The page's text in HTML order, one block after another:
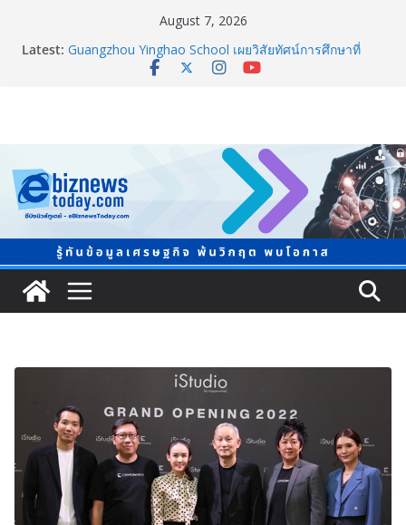
August 7, 2026
Latest: Guangzhou Yinghao School เผยวิสัยทัศน์การศึกษาที่
พร้อมรับอนาคต
วัยอันควร ทำสูญเสียทางเศรษฐกิจมหาศาล 1.6 ล้านล้าน
ภาครัฐ-เอกชนจับมือสัมมนาใหญ่ ยกระดับอุตสาหกรรมเซ
รามิกไทยสู่สากล พร้อมชวนผู้ประกอบไทยร่วมงาน
“Ceramics Vietnam & Stone Vietnam 2026”
อลิอันซ์ อยุธยา ส่งเสริมคนไทยเตรียมพร้อมรับมือวิกฤต
เปิดพื้นที่ “Level Up the Care by Allianz Ayudhya
นิทรรศการยกระดับ…ความเป็นห่วง” ในงาน Hug
HeartYai